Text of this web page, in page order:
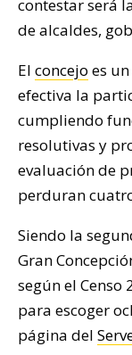
contestar será
de alcaldes,
El concejo es
efectiva la
cumpliendo
resolutivas y
evaluación de
perduran
Siendo la
Gran
según el Censo
para escoger
página del